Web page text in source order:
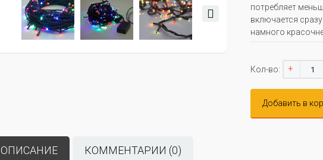
потребляет
включается
намного
Кол-во: +
Добавить в
ОПИСАНИЕ КОММЕНТАРИИ (0)